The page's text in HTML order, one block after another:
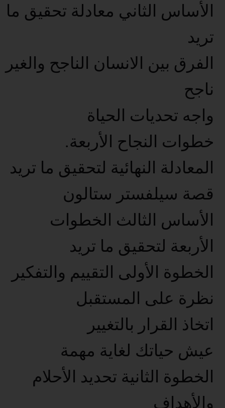
الأساس الثاني معادلة تحقيق ما
تريد
الفرق بين الانسان الناجح والغير
ناجح
واجه تحديات الحياة
خطوات النجاح الأربعة.
المعادلة النهائية لتحقيق ما تريد
قصة سيلفستر ستالون
الأساس الثالث الخطوات
الأربعة لتحقيق ما تريد
الخطوة الأولى التقييم والتفكير
نظرة على المستقبل
اتخاذ القرار بالتغيير
عيش حياتك لغاية مهمة
الخطوة الثانية تحديد الأحلام
والأهداف